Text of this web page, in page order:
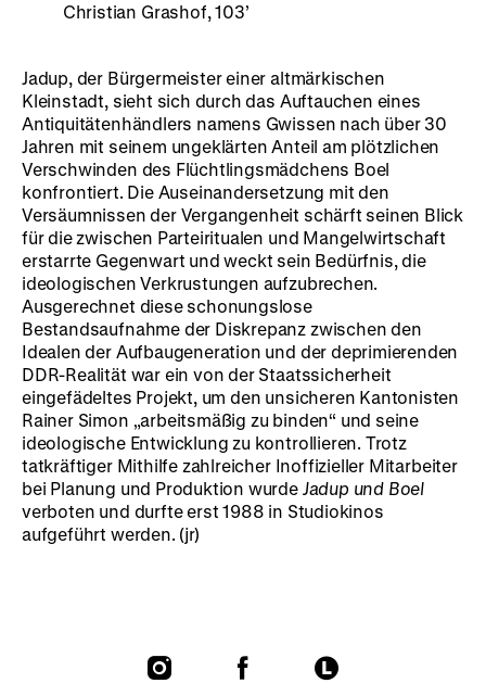
Christian Grashof, 103’
Jadup, der Bürgermeister einer altmärkischen
Kleinstadt, sieht sich durch das Auftauchen eines
Antiquitätenhändlers namens Gwissen nach über 30
Jahren mit seinem ungeklärten Anteil am plötzlichen
Verschwinden des Flüchtlingsmädchens Boel
konfrontiert. Die Auseinandersetzung mit den
Versäumnissen der Vergangenheit schärft seinen Blick
für die zwischen Parteiritualen und Mangelwirtschaft
erstarrte Gegenwart und weckt sein Bedürfnis, die
ideologischen Verkrustungen aufzubrechen.
Ausgerechnet diese schonungslose
Bestandsaufnahme der Diskrepanz zwischen den
Idealen der Aufbaugeneration und der deprimierenden
DDR-Realität war ein von der Staatssicherheit
eingefädeltes Projekt, um den unsicheren Kantonisten
Rainer Simon „arbeitsmäßig zu binden“ und seine
ideologische Entwicklung zu kontrollieren. Trotz
tatkräftiger Mithilfe zahlreicher Inoffizieller Mitarbeiter
bei Planung und Produktion wurde Jadup und Boel
verboten und durfte erst 1988 in Studiokinos
aufgeführt werden. (jr)
To
To
To